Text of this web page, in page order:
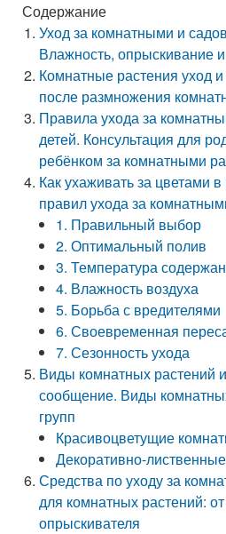
Содержание
Уход за комнатными и
Влажность, опрыскивание
Комнатные растения уход
после размножения
Правила ухода за
детей. Консультация для
ребёнком за комнатными
Как ухаживать за цветами
правил ухода за
1. Правильный выбор
2. Оптимальный полив
3. Температура
4. Влажность воздуха
5. Борьба с вредителями
6. Своевременная
7. Сезонность ухода
Виды комнатных растений
сообщение. Виды
групп
Красивоцветущие
Декоративно-
Средства по уходу за
для комнатных растений:
опрыскивателя